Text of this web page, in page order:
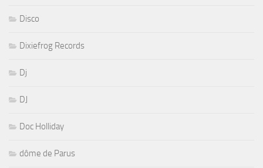
Disco
Dixiefrog Records
Dj
DJ
Doc Holliday
dôme de Parus